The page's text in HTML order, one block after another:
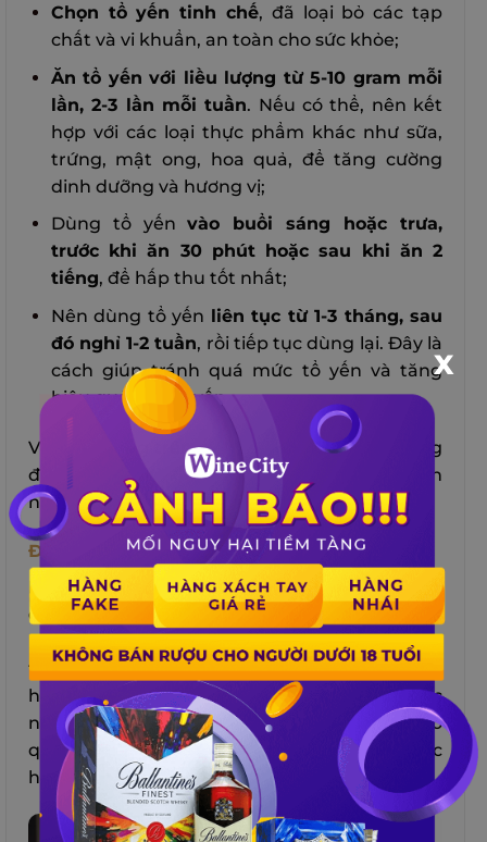
Chọn tổ yến tinh chế, đã loại bỏ các tạp
chất và vi khuẩn, an toàn cho sức khỏe;
Ăn tổ yến với liều lượng từ 5-10 gram mỗi
lần, 2-3 lần mỗi tuần. Nếu có thể, nên kết
hợp với các loại thực phẩm khác như sữa,
trứng, mật ong, hoa quả, để tăng cường
dinh dưỡng và hương vị;
Dùng tổ yếnvào buổi sáng hoặc trưa,
trước khi ăn 30 phút hoặc sau khi ăn 2
tiếng, để hấp thu tốt nhất;
Nên dùng tổ yến liên tục từ 1-3 tháng, sau
đó nghỉ 1-2 tuần, rồi tiếp tục dùng lại. Đây là
cách giúp tránh quá mức tổ yến và tăng
hiệu quả của tổ yến.
Với liều lượng trên, 1 lạng yến sào có thể dùng
được cho người lớn từ10-15 lần
, tùy theo cân
nặng và tình trạng sức khỏe của họ.
Đối Với Người Phục Hồi Sau Bệnh
Người phục hồi sau bệnh làđối tượng cần
được bổ sung nhiều chất dinh dưỡng để hồi
phục sức khỏe nhanh chóng
. Tổ yến sào có
thể giúp người phục hồi sau bệnh tăng cường
hệ miễn dịch, giảm viêm nhiễm, hỗ trợ chức
năng gan, thận, tim mạch, phổi và nhiều cơ
quan khác.Một số lưu ý khi cho người phục
hồi sau bệnh dùng tổ yến là:
X